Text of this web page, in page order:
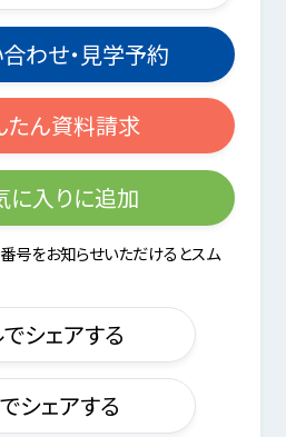
わせ・見学予約
たん資料請求
に入りに追加
号をお知らせいただけるとスム
シェアする
シェアする